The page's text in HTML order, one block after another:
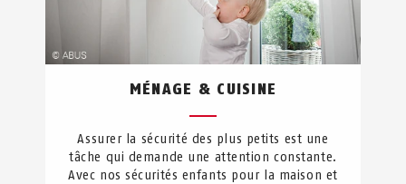
MÉNAGE & CUISINE
Assurer la sécurité des plus petits est une
tâche qui demande une attention constante.
Avec nos sécurités enfants pour la maison et